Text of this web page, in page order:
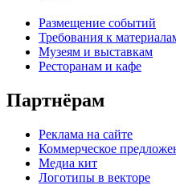
Размещение событий
Требования к
Музеям и выставкам
Ресторанам и кафе
Партнёрам
Реклама на сайте
Коммерческое
Медиа кит
Логотипы в векторе